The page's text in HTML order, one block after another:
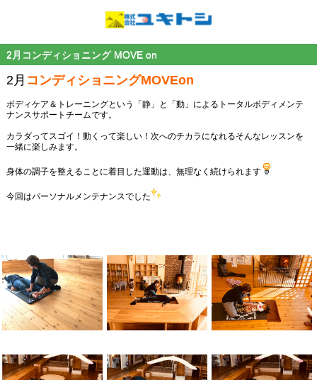
2月コンディショニング MOVE on
2月 コンディショニングMOVEon
ボディケア＆トレーニングという「静」と「動」によるトータルボディメンテ
ナンスサポートチームです。
カラダってスゴイ！動くって楽しい！次へのチカラになれるそんなレッスンを
一緒に楽しみます。
身体の調子を整えることに着目した運動は、無理なく続けられます
今回はパーソナルメンテナンスでした